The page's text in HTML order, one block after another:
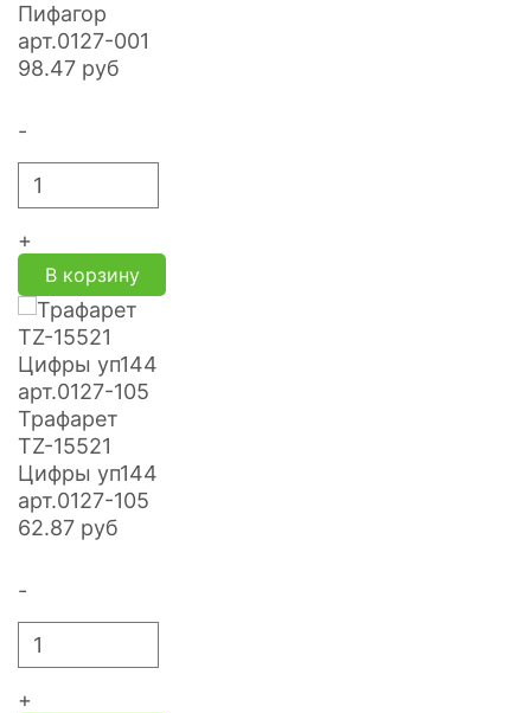
Пифагор
арт.0127-001
98.47 руб
-
+
В корзину
Трафарет
TZ-15521
Цифры уп144
арт.0127-105
62.87 руб
-
+